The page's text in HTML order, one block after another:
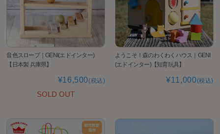
音色スロープ｜GENI(エドインター)
【日本製 兵庫県】
¥16,500(税込)
SOLD OUT
ようこそ！森のわくわくハウス｜GENI
(エドインター)【知育玩具】
¥11,000(税込)